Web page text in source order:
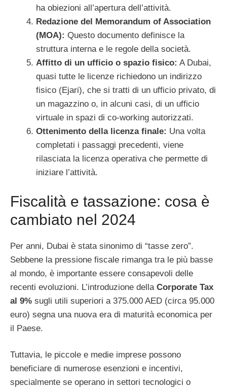
ha obiezioni all’apertura dell’attività.
Redazione del Memorandum of Association
(MOA): Questo documento definisce la
struttura interna e le regole della società.
Affitto di un ufficio o spazio fisico: A Dubai,
quasi tutte le licenze richiedono un indirizzo
fisico (Ejari), che si tratti di un ufficio privato, di
un magazzino o, in alcuni casi, di un ufficio
virtuale in spazi di co-working autorizzati.
Ottenimento della licenza finale: Una volta
completati i passaggi precedenti, viene
rilasciata la licenza operativa che permette di
iniziare l’attività.
Fiscalità e tassazione: cosa è
cambiato nel 2024
Per anni, Dubai è stata sinonimo di “tasse zero”.
Sebbene la pressione fiscale rimanga tra le più basse
al mondo, è importante essere consapevoli delle
recenti evoluzioni. L’introduzione della Corporate Tax
al 9% sugli utili superiori a 375.000 AED (circa 95.000
euro) segna una nuova era di maturità economica per
il Paese.
Tuttavia, le piccole e medie imprese possono
beneficiare di numerose esenzioni e incentivi,
specialmente se operano in settori tecnologici o